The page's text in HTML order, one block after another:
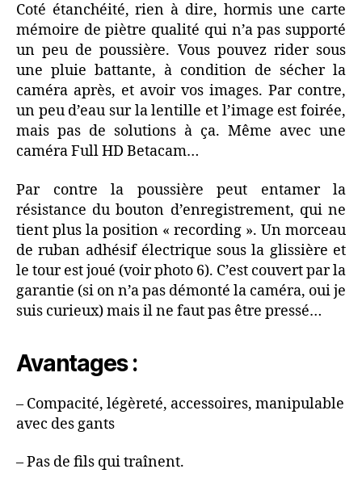
Coté étanchéité, rien à dire, hormis une carte
mémoire de piètre qualité qui n’a pas supporté
un peu de poussière. Vous pouvez rider sous
une pluie battante, à condition de sécher la
caméra après, et avoir vos images. Par contre,
un peu d’eau sur la lentille et l’image est foirée,
mais pas de solutions à ça. Même avec une
caméra Full HD Betacam…
Par contre la poussière peut entamer la
résistance du bouton d’enregistrement, qui ne
tient plus la position « recording ». Un morceau
de ruban adhésif électrique sous la glissière et
le tour est joué (voir photo 6). C’est couvert par la
garantie (si on n’a pas démonté la caméra, oui je
suis curieux) mais il ne faut pas être pressé…
Avantages :
– Compacité, légèreté, accessoires, manipulable
avec des gants
– Pas de fils qui traînent.